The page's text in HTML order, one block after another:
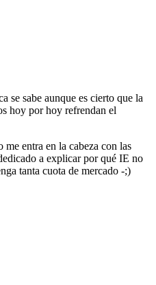
se sabe aunque es cierto que la
hoy por hoy refrendan el
entra en la cabeza con las
a explicar por qué IE no
tanta cuota de mercado -;)